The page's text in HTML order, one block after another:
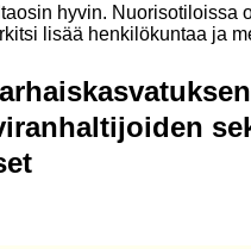
hyvin.
lisää henkilökuntaa ja